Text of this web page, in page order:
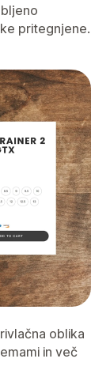
pritegnjene.
oblika
in več